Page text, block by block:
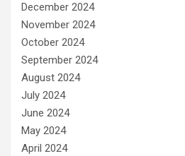
December 2024
November 2024
October 2024
September 2024
August 2024
July 2024
June 2024
May 2024
April 2024